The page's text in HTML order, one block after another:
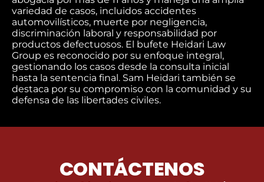
variedad de casos, incluidos accidentes
automovilísticos, muerte por negligencia,
discriminación laboral y responsabilidad por
productos defectuosos. El bufete Heidari Law
Group es reconocido por su enfoque integral,
gestionando los casos desde la consulta inicial
hasta la sentencia final. Sam Heidari también se
destaca por su compromiso con la comunidad y su
defensa de las libertades civiles.
CONTÁCTENOS